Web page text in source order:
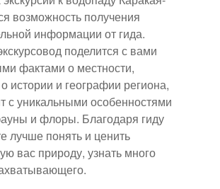
возможность получения
информации от гида.
поделится с вами
фактами о местности,
истории и географии региона,
с уникальными особенностями
и флоры. Благодаря гиду
лучше понять и ценить
вас природу, узнать много